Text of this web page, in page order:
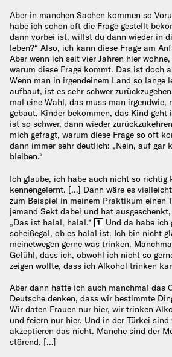
Aber in manchen Sachen kommen so
habe ich schon oft die Frage gestellt
dann vorbei ist, willst du dann wieder in
leben?“ Also, ich kann diese Frage am
Aber wenn ich seit vier Jahren hier
warum diese Frage kommt. Das ist doch
Wenn man in irgendeinem Land so lange
aufbaut, ist es sehr schwer
mal eine Wahl, das muss man irgendwie,
gebaut, Kinder bekommen, das Kind geht
ist so schwer, dann wieder
mich gefragt, warum diese Frage so oft
dann immer sehr deutlich: „Nein, auf gar
bleiben.“
Ich glaube, ich habe auch nicht so richtig
kennengelernt. […] Dann wäre es
zum Beispiel in meinem Praktikum einen
jemand Sekt dabei und hat
„Das ist halal, halal.“
1
Und da habe ich
scheißegal, ob es halal ist. Ich bin nicht
meinetwegen gerne was trinken.
Gefühl, dass ich, obwohl ich nicht so
zeigen wollte, dass ich Alkohol trinken
Aber dann hatte ich auch manchmal das
Deutsche denken, dass wir bestimmte
Wir daten Frauen nur hier, wir trinken
und feiern nur hier. Und in der Türkei sind
akzeptieren das nicht. Manche sind der
störend. […]